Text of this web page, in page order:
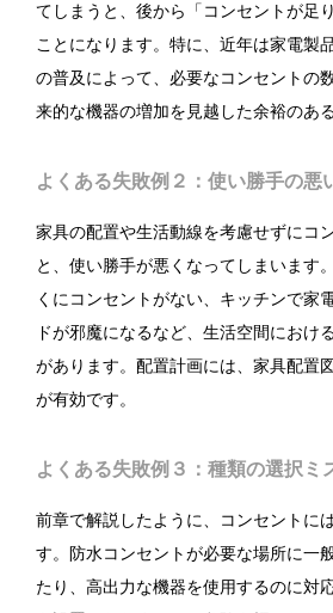
てしまうと、後から「コンセントが足
ことになります。特に、近年は家電製
の普及によって、必要なコンセントの
来的な機器の増加を見越した余裕のあ
よくある失敗例２：使い勝手の悪
家具の配置や生活動線を考慮せずにコ
と、使い勝手が悪くなってしまいます
くにコンセントがない、キッチンで家
ドが邪魔になるなど、生活空間におけ
があります。配置計画には、家具配置
が有効です。
よくある失敗例３：種類の選択ミ
前章で解説したように、コンセントに
す。防水コンセントが必要な場所に一
たり、高出力な機器を使用するのに対